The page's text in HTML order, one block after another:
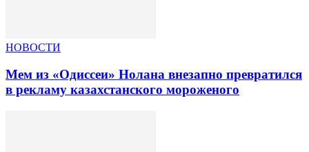
НОВОСТИ
Мем из «Одиссеи» Нолана внезапно превратился
в рекламу казахстанского мороженого